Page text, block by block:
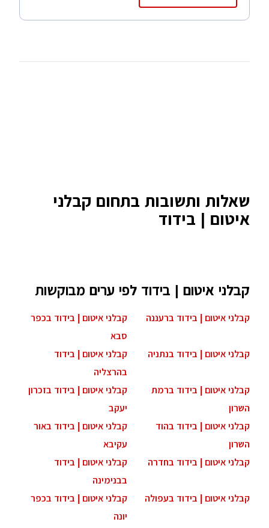
שאלות ותשובות בתחום קבלני
איטום | בידוד
קבלני איטום | בידוד לפי ערים מבוקשות
קבלני איטום | בידוד ברעננה
קבלני איטום | בידוד בכפר
סבא
קבלני איטום | בידוד בנתניה
קבלני איטום | בידוד
בהרצליה
קבלני איטום | בידוד ברמת
השרון
קבלני איטום | בידוד בזכרון
יעקב
קבלני איטום | בידוד בהוד
השרון
קבלני איטום | בידוד באור
עקיבא
קבלני איטום | בידוד בחדרה
קבלני איטום | בידוד
בבנימינה
קבלני איטום | בידוד בעפולה
קבלני איטום | בידוד בכפר
יונה